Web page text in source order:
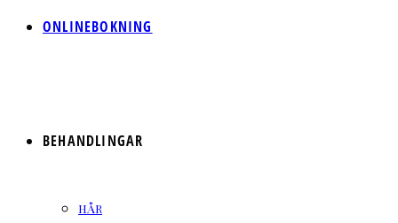
ONLINEBOKNING
BEHANDLINGAR
HÅR